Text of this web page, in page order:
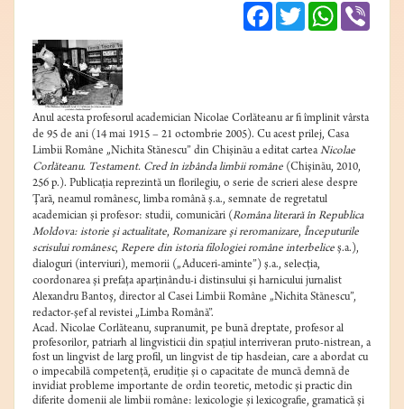
FacebookTwitterWhatsApp
Anul acesta profesorul academician Nicolae Corlăteanu ar fi împlinit vârsta
de 95 de ani (14 mai 1915 – 21 octombrie 2005). Cu acest prilej, Casa
Limbii Române „Nichita Stănescu” din Chişinău a editat cartea Nicolae
Corlăteanu. Testament. Cred în izbânda limbii române (Chişinău, 2010,
256 p.). Publicaţia reprezintă un florilegiu, o serie de scrieri alese despre
Ţară, neamul românesc, limba română ş.a., semnate de regretatul
academician şi profesor: studii, comunicări (Româna literară în Republica
Moldova: istorie şi actualitate, Romanizare şi reromanizare, Începuturile
scrisului românesc, Repere din istoria filologiei române interbelice ş.a.),
dialoguri (interviuri), memorii („Aduceri-aminte”) ş.a., selecţia,
coordonarea şi prefaţa aparţinându-i distinsului şi harnicului jurnalist
Alexandru Bantoş, director al Casei Limbii Române „Nichita Stănescu”,
redactor-şef al revistei „Limba Română”.
Acad. Nicolae Corlăteanu, supranumit, pe bună dreptate, profesor al
profesorilor, patriarh al lingvisticii din spaţiul interriveran pruto-nistrean, a
fost un lingvist de larg profil, un lingvist de tip hasdeian, care a abordat cu
o impecabilă competenţă, erudiţie şi o capacitate de muncă demnă de
invidiat probleme importante de ordin teoretic, metodic şi practic din
diferite domenii ale limbii române: lexicologie şi lexicografie, gramatică şi